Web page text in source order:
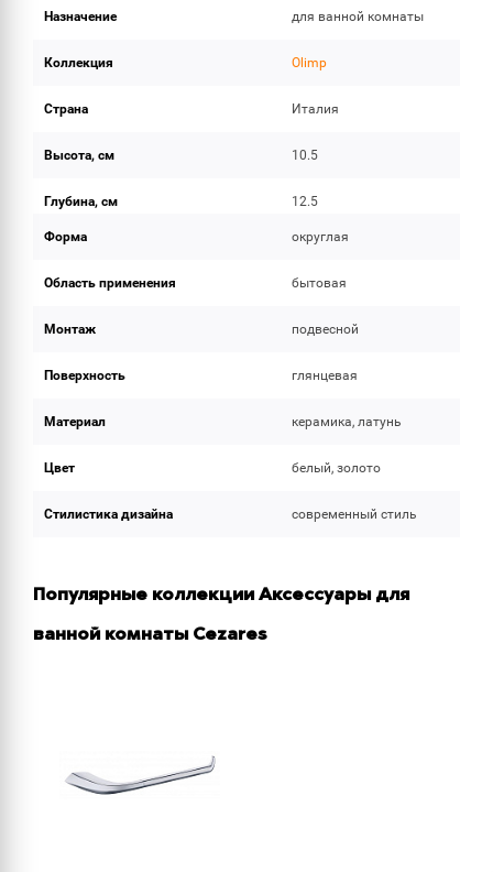
Назначение для ванной комнаты
Коллекция Olimp
Страна Италия
Высота, см 10.5
Глубина, см 12.5
Форма округлая
Область применения бытовая
Монтаж подвесной
Поверхность глянцевая
Материал керамика, латунь
Цвет белый, золото
Стилистика дизайна современный стиль
Популярные коллекции Аксессуары для
ванной комнаты Cezares